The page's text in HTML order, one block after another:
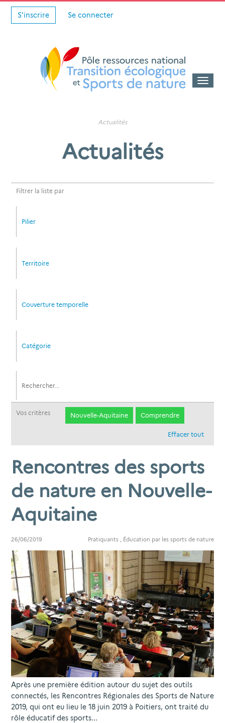
S'inscrire Se connecter
Toggle
Actualités
Actualités
Filtrer la liste par
Pilier
Territoire
Couverture temporelle
Catégorie
Vos critères Nouvelle-Aquitaine Comprendre
Effacer tout
Rencontres des sports
de nature en Nouvelle-
Aquitaine
26/06/2019 Pratiquants Éducation par les sports de nature
Après une première édition autour du sujet des outils
connectés, les Rencontres Régionales des Sports de Nature
2019, qui ont eu lieu le 18 juin 2019 à Poitiers, ont traité du
rôle éducatif des sports...